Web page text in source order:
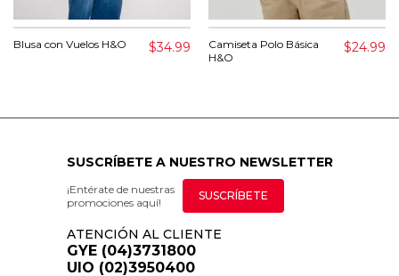
Blusa con Vuelos H&O $34.99
Camiseta Polo Básica
H&O
$24.99
SUSCRÍBETE A NUESTRO NEWSLETTER
¡Entérate de nuestras
promociones aquí!
SUSCRÍBETE
ATENCIÓN AL CLIENTE
GYE (04)3731800
UIO (02)3950400